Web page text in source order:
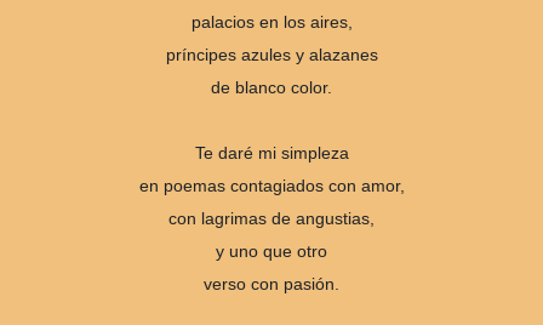
palacios en los aires,
príncipes azules y alazanes
de blanco color.
Te daré mi simpleza
en poemas contagiados con amor,
con lagrimas de angustias,
y uno que otro
verso con pasión.